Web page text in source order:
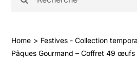
Magasins
Home
Festives - Collection
Pâques Gourmand – Coffret 49 œufs